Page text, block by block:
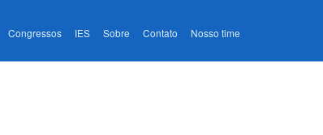
Congressos IES Sobre Contato Nosso time